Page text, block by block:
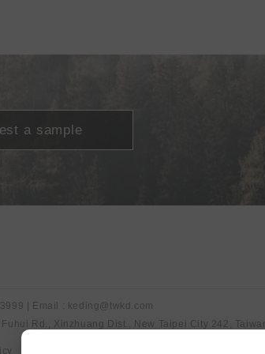
a sample
| Email : keding@twkd.com
Rd., Xinzhuang Dist., New Taipei City 242,